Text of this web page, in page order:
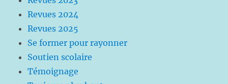
Revues 2024
Revues 2025
Se former pour rayonner
Soutien scolaire
Témoignage